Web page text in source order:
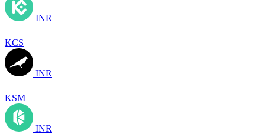
INR
KCS
INR
KSM
INR